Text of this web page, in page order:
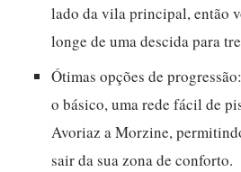
lado da vila principal, então
longe de uma descida para
Ótimas opções de
o básico, uma rede fácil de
Avoriaz a Morzine,
sair da sua zona de conforto.